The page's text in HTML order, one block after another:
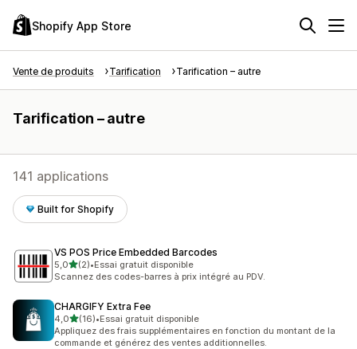
Shopify App Store
Vente de produits Tarification Tarification – autre
Tarification – autre
141 applications
Built for Shopify
VS POS Price Embedded Barcodes
5,0étoile(s) sur 5
(2)
2 avis au total
•Essai gratuit disponible
Scannez des codes-barres à prix intégré au PDV.
CHARGIFY Extra Fee
4,0étoile(s) sur 5
(16)
16 avis au total
•Essai gratuit disponible
Appliquez des frais supplémentaires en fonction du montant de la
commande et générez des ventes additionnelles.